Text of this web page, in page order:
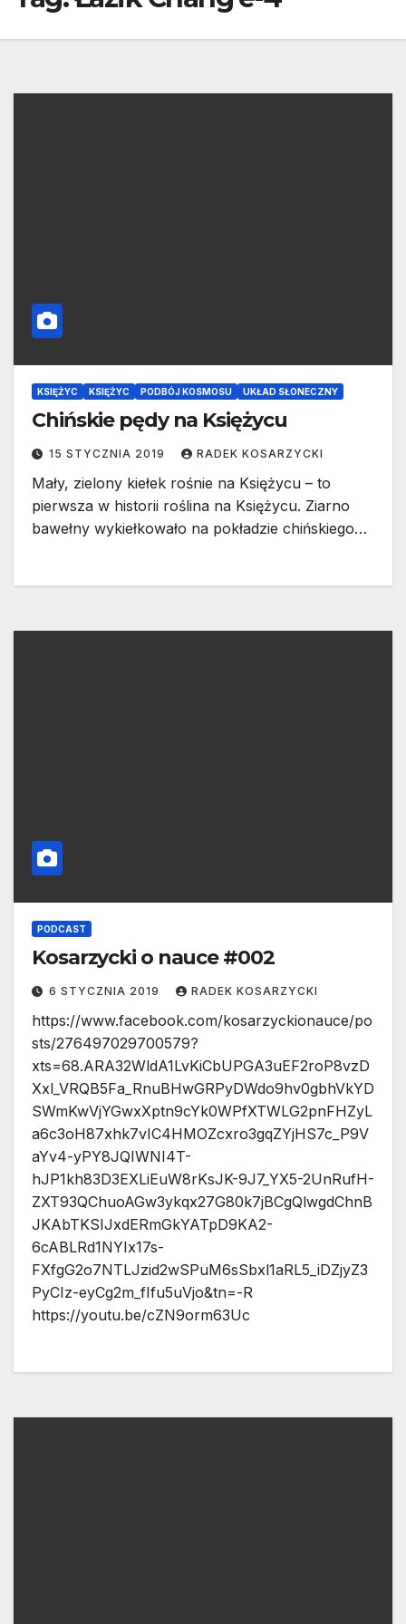
KSIĘŻYC KSIĘŻYC PODBÓJ KOSMOSU UKŁAD SŁONECZNY
Chińskie pędy na Księżycu
15 STYCZNIA 2019 RADEK KOSARZYCKI
Mały, zielony kiełek rośnie na Księżycu – to
pierwsza w historii roślina na Księżycu. Ziarno
bawełny wykiełkowało na pokładzie chińskiego…
PODCAST
Kosarzycki o nauce #002
6 STYCZNIA 2019 RADEK KOSARZYCKI
https://www.facebook.com/kosarzyckionauce/po
sts/276497029700579?
xts=68.ARA32WldA1LvKiCbUPGA3uEF2roP8vzD
Xxl_VRQB5Fa_RnuBHwGRPyDWdo9hv0gbhVkYD
SWmKwVjYGwxXptn9cYk0WPfXTWLG2pnFHZyL
a6c3oH87xhk7vIC4HMOZcxro3gqZYjHS7c_P9V
aYv4-yPY8JQIWNI4T-
hJP1kh83D3EXLiEuW8rKsJK-9J7_YX5-2UnRufH-
ZXT93QChuoAGw3ykqx27G80k7jBCgQlwgdChnB
JKAbTKSIJxdERmGkYATpD9KA2-
6cABLRd1NYIx17s-
FXfgG2o7NTLJzid2wSPuM6sSbxl1aRL5_iDZjyZ3
PyCIz-eyCg2m_fIfu5uVjo&tn=-R
https://youtu.be/cZN9orm63Uc